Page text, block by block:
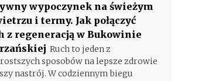
wypoczynek na świeżym
i termy. Jak połączyć
z regeneracją w Bukowinie
Ruch to jeden z
sposobów na lepsze zdrowie
nastrój. W codziennym biegu